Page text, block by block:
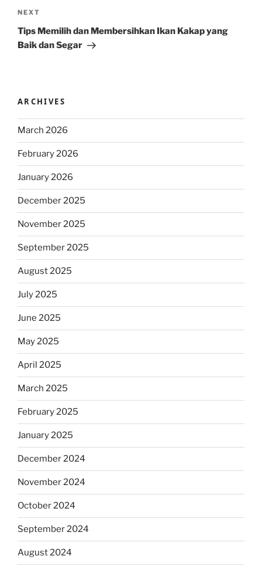
Next
Post
NEXT
Tips Memilih dan Membersihkan Ikan Kakap yang
Baik dan Segar
ARCHIVES
March 2026
February 2026
January 2026
December 2025
November 2025
September 2025
August 2025
July 2025
June 2025
May 2025
April 2025
March 2025
February 2025
January 2025
December 2024
November 2024
October 2024
September 2024
August 2024